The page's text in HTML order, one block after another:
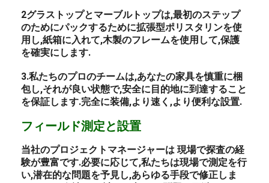
2グラストップとマーブルトップは,最初のステップ
のためにパックするために拡張型ポリスタリンを使
用し,紙箱に入れて,木製のフレームを使用して,保護
を確実にします.
3.私たちのプロのチームは,あなたの家具を慎重に梱
包し,それが良い状態で,安全に目的地に到達すること
を保証します.完全に装備,より速く,より便利な設置.
フィールド測定と設置
当社のプロジェクトマネージャーは 現場で探査の経
験が豊富です.必要に応じて,私たちは現場で測定を行
い,潜在的な問題を予見し,あらゆる手段で修正しま